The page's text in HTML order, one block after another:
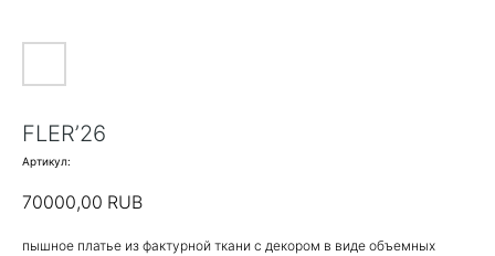
FLER’26
Артикул:
70000,00 RUB
пышное платье из фактурной ткани с декором в виде объемных